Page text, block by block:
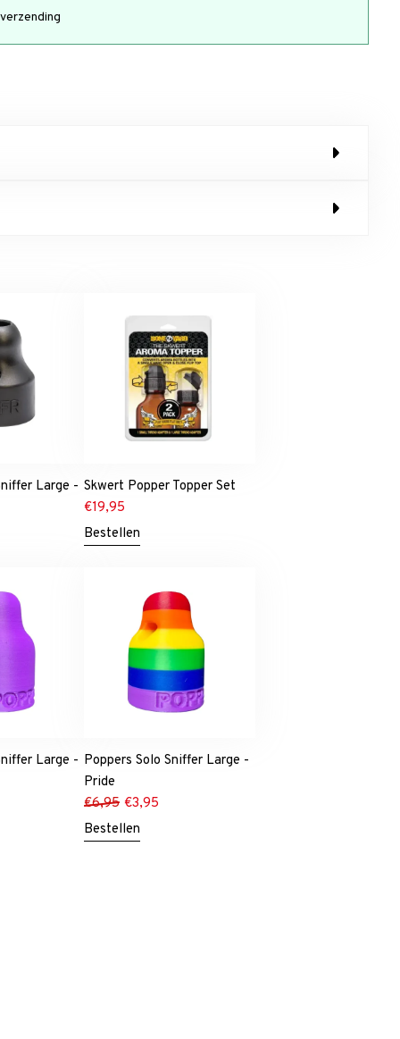
verzending
Large - Skwert Popper Topper Set
€19,95
Bestellen
Large - Poppers Solo Sniffer Large -
Pride
€6,95 €3,95
Bestellen